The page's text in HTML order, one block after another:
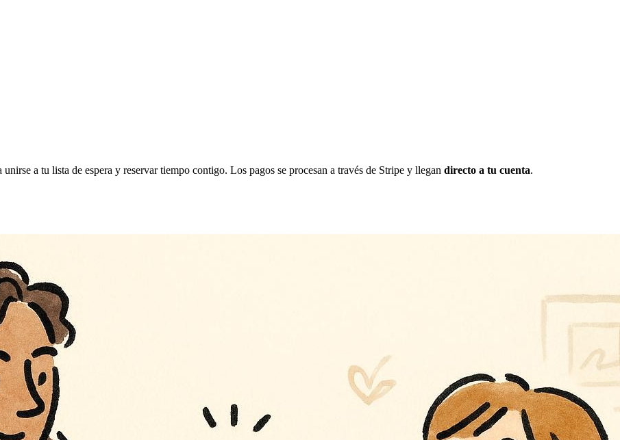
a tu lista de espera y reservar tiempo contigo. Los pagos se procesan a través de Stripe y llegan directo a tu cuenta.